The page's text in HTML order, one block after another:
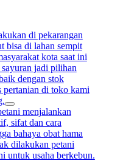
di pekarangan
bisa di lahan sempit
kota saat ini
jadi pilihan
dengan stok
pertanian di toko kami
menjalankan
sifat dan cara
bahaya obat hama
dilakukan petani
untuk usaha berkebun.